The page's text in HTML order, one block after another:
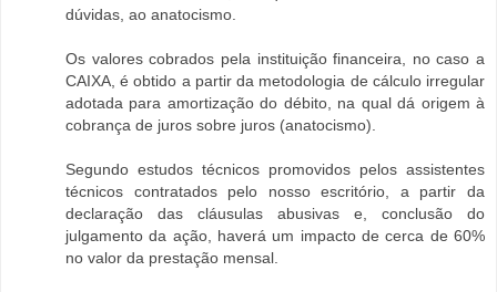
dúvidas, ao anatocismo.
Os valores cobrados pela instituição financeira, no caso a
CAIXA, é obtido a partir da metodologia de cálculo irregular
adotada para amortização do débito, na qual dá origem à
cobrança de juros sobre juros (anatocismo).
Segundo estudos técnicos promovidos pelos assistentes
técnicos contratados pelo nosso escritório, a partir da
declaração das cláusulas abusivas e, conclusão do
julgamento da ação, haverá um impacto de cerca de 60%
no valor da prestação mensal.